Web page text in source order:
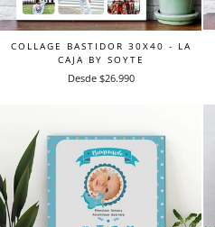
COLLAGE BASTIDOR 30X40 - LA
CAJA BY SOYTE
Desde $26.990